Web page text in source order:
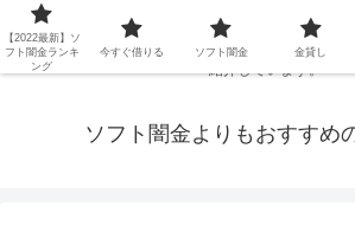
延滞ブラックや年金・生活保護・主婦・パート・派
借りられないブラックの方でも、即日融資で借りら
紹介しています。
ソフト闇金よりもおすすめ
【2022最新】ソ
フト闇金ランキ
ング
今すぐ借りる ソフト闇金 金貸し